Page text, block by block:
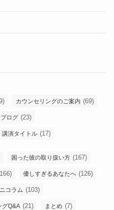
カウンセリングのご案内 (69)
ログ (23)
講演タイトル (17)
困った彼の取り扱い方 (167)
優しすぎるあなたへ (126)
コラム (103)
グQ&A (21) まとめ (7)